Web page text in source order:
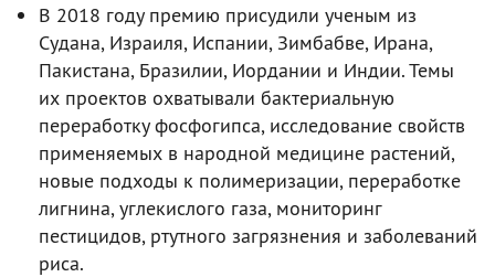
В 2018 году премию присудили ученым из
Судана, Израиля, Испании, Зимбабве, Ирана,
Пакистана, Бразилии, Иордании и Индии. Темы
их проектов охватывали бактериальную
переработку фосфогипса, исследование свойств
применяемых в народной медицине растений,
новые подходы к полимеризации, переработке
лигнина, углекислого газа, мониторинг
пестицидов, ртутного загрязнения и заболеваний
риса.